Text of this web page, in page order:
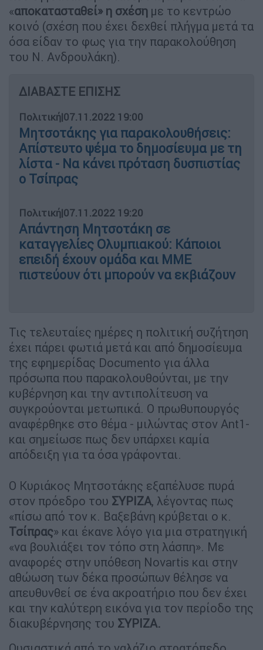
«αποκατασταθεί» η σχέση με το κεντρώο
κοινό (σχέση που έχει δεχθεί πλήγμα μετά τα
όσα είδαν το φως για την παρακολούθηση
του Ν. Ανδρουλάκη).
ΔΙΑΒΑΣΤΕ ΕΠΙΣΗΣ
Πολιτική|07.11.2022 19:00
Μητσοτάκης για παρακολουθήσεις:
Απίστευτο ψέμα το δημοσίευμα με τη
λίστα - Να κάνει πρόταση δυσπιστίας
ο Τσίπρας
Πολιτική|07.11.2022 19:20
Απάντηση Μητσοτάκη σε
καταγγελίες Ολυμπιακού: Κάποιοι
επειδή έχουν ομάδα και ΜΜΕ
πιστεύουν ότι μπορούν να εκβιάζουν
Τις τελευταίες ημέρες η πολιτική συζήτηση
έχει πάρει φωτιά μετά και από δημοσίευμα
της εφημερίδας Documento για άλλα
πρόσωπα που παρακολουθούνται, με την
κυβέρνηση και την αντιπολίτευση να
συγκρούονται μετωπικά. Ο πρωθυπουργός
αναφέρθηκε στο θέμα - μιλώντας στον Ant1-
και σημείωσε πως δεν υπάρχει καμία
απόδειξη για τα όσα γράφονται.
Ο Κυριάκος Μητσοτάκης εξαπέλυσε πυρά
στον πρόεδρο του ΣΥΡΙΖΑ, λέγοντας πως
«πίσω από τον κ. Βαξεβάνη κρύβεται ο κ.
Τσίπρας» και έκανε λόγο για μια στρατηγική
«να βουλιάξει τον τόπο στη λάσπη». Με
αναφορές στην υπόθεση Novartis και στην
αθώωση των δέκα προσώπων θέλησε να
απευθυνθεί σε ένα ακροατήριο που δεν έχει
και την καλύτερη εικόνα για τον περίοδο της
διακυβέρνησης του ΣΥΡΙΖΑ.